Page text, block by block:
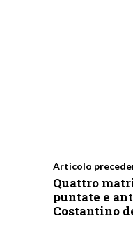
Articolo
Quattro
puntate e
Costantino